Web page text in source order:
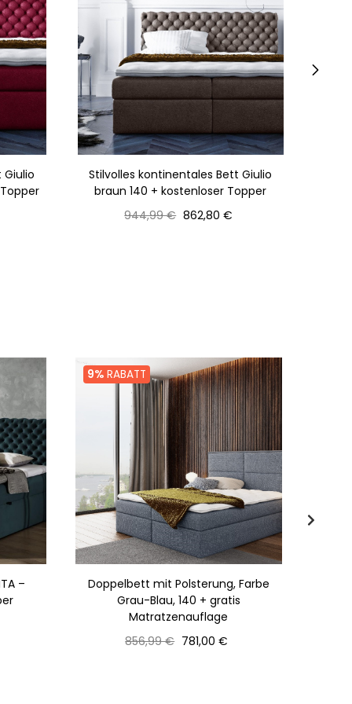
Stilvolles kontinentales Bett Giulio
braun 140 + kostenloser Topper
Normaler
944,99 € Preis
862,80 €
–
9% RABATT
Doppelbett mit Polsterung, Farbe
Grau-Blau, 140 + gratis
Matratzenauflage
Normaler
856,99 € Preis
781,00 €